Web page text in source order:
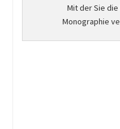
Mit der Sie
Monographie